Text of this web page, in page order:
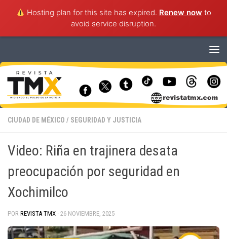
Hosting plan for this site has expired. Renew now to
avoid service disruption.
CIUDAD DE MÉXICO / SEGURIDAD Y JUSTICIA
Video: Riña en trajinera desata
preocupación por seguridad en
Xochimilco
POR REVISTA TMX · 26 NOVIEMBRE, 2025